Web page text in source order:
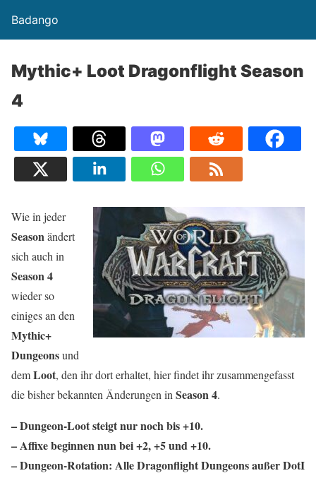
Badango
Mythic+ Loot Dragonflight Season
4
Wie in jeder
Seasonändert
sich auch in
Season 4
wieder so
einiges an den
Mythic+
Dungeonsund
demLoot, den ihr dort erhaltet, hier findet ihr zusammengefasst
die bisher bekannten Änderungen in Season 4.
– Dungeon-Loot steigt nur noch bis +10.
– Affixe beginnen nun bei +2, +5 und +10.
– Dungeon-Rotation: Alle Dragonflight Dungeons außer DotI